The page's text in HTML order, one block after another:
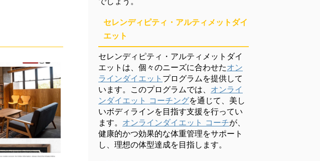
セレンディピティ・アルティメットダイ
エット
セレンディピティ・アルティメットダイ
エットは、個々のニーズに合わせたオン
ラインダイエット プログラムを提供して
います。このプログラムでは、 オンライ
ンダイエット コーチングを通じて、美し
いボディラインを目指す支援を行ってい
ます。 オンラインダイエット コーチが、
健康的かつ効果的な体重管理をサポート
し、理想の体型達成を目指します。